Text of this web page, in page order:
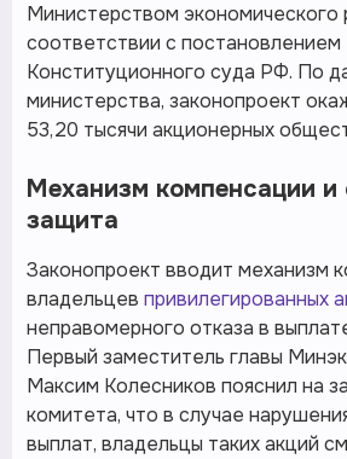
Министерством экономического
соответствии с постановлением
Конституционного суда РФ. По
министерства, законопроект
53,20 тысячи акционерных
Механизм компенсации и
защита
Законопроект вводит механизм
владельцев привилегированных
неправомерного отказа в
Первый заместитель главы
Максим Колесников пояснил на
комитета, что в случае
выплат, владельцы таких акций